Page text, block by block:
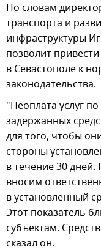
По словам
транспорта и
инфраструктуры
позволит
в Севастополе к
законодательства.
"Неоплата услуг
задержанных
для того, чтобы
стороны
в течение 30
вносим
в установленный
Этот показатель
субъектам.
сказал он.